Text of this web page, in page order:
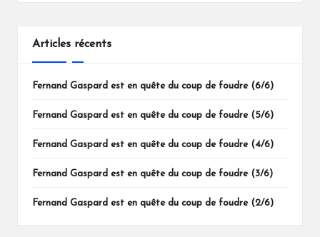
Articles récents
Fernand Gaspard est en quête du coup de foudre (6/6)
Fernand Gaspard est en quête du coup de foudre (5/6)
Fernand Gaspard est en quête du coup de foudre (4/6)
Fernand Gaspard est en quête du coup de foudre (3/6)
Fernand Gaspard est en quête du coup de foudre (2/6)